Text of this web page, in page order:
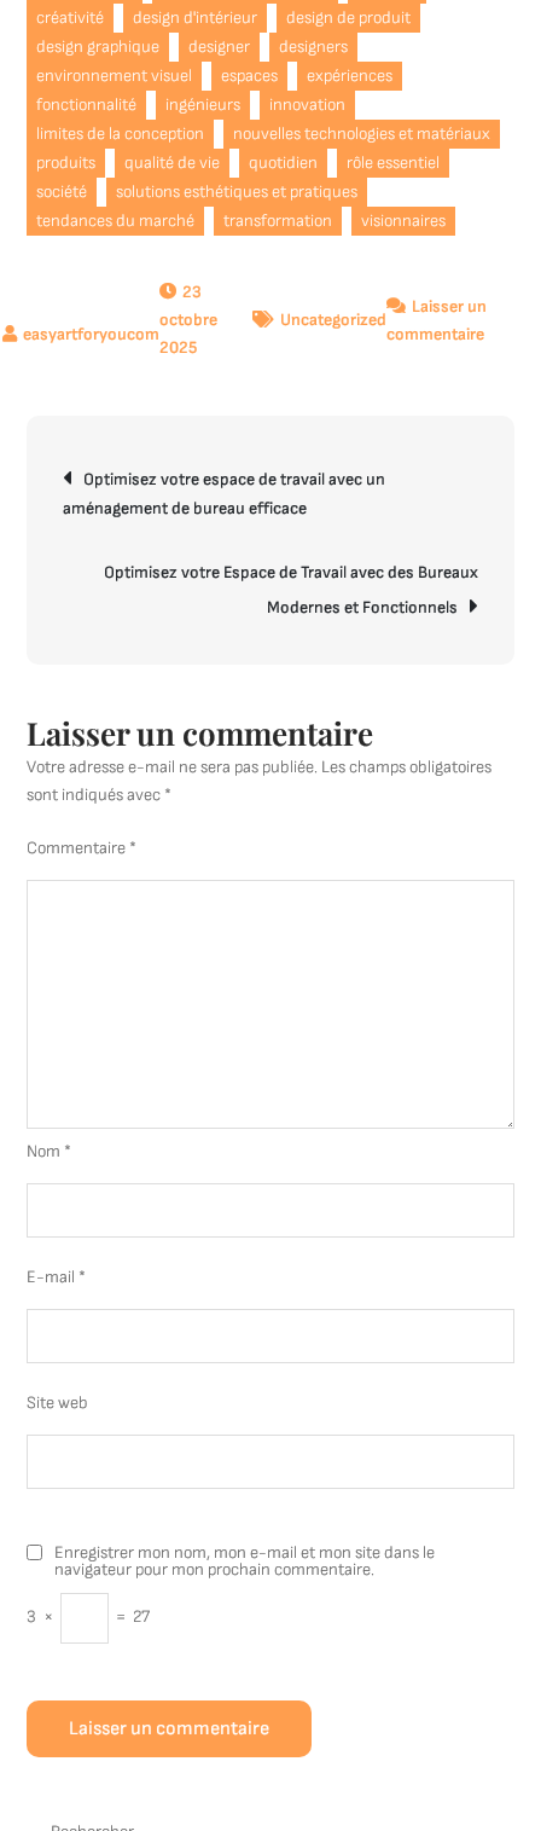
créativité
design d'intérieur
design de produit
design graphique
designer
designers
environnement visuel
espaces
expériences
fonctionnalité
ingénieurs
innovation
limites de la conception
nouvelles technologies et matériaux
produits
qualité de vie quotidien
rôle essentiel
société
solutions esthétiques et pratiques
tendances du marché
transformation visionnaires
23
octobre
2025
Uncategorized
Laisser un
commentairesur
de
l’article
Optimisez votre espace de travail avec un
aménagement de bureau efficace
Optimisez votre Espace de Travail avec des Bureaux
Modernes et Fonctionnels
Laisser un commentaire
Votre adresse e-mail ne sera pas publiée. Les champs obligatoires
sont indiqués avec *
Commentaire *
Nom *
E-mail *
Site web
Enregistrer mon nom, mon e-mail et mon site dans le
navigateur pour mon prochain commentaire.
3 × = 27